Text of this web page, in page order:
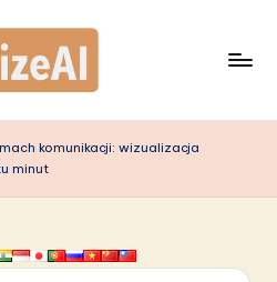
komunikacji: wizualizacja
minut